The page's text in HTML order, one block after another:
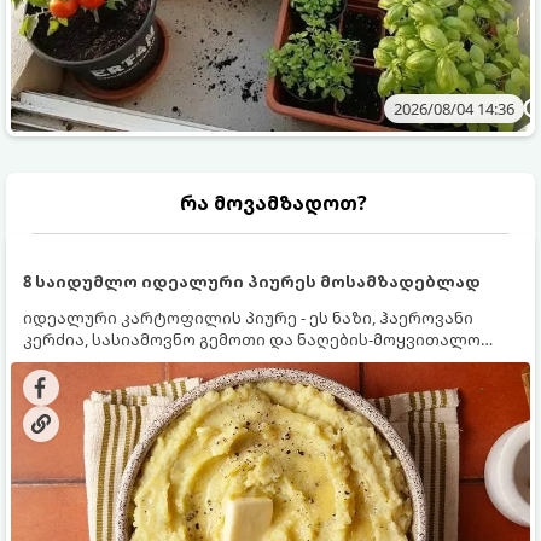
2026/08/04 14:36
რა მოვამზადოთ?
8 საიდუმლო იდეალური პიურეს მოსამზადებლად
იდეალური კარტოფილის პიურე - ეს ნაზი, ჰაეროვანი
კერძია, სასიამოვნო გემოთი და ნაღების-მოყვითალო
ფერით. მისი მომზადება ძალიან მარტივია, მაგრამ
არსებობს რამდენიმე საიდუმლო, რომლებიც უნდა
იცოდეთ, რომ პიურე იდეალურად გემრიელი გამოვიდეს.